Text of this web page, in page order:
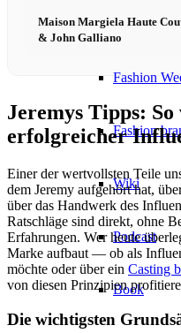
Become a
Fashion
Fashion
Wiki
Podcast
Book
Maison Margiela Haute
& John Galliano
Jeremys Tipps:
erfolgreicher
Einer der wertvollsten Teile
dem Jeremy aufgehört hat,
über das Handwerk des
Ratschläge sind direkt, ohne
Erfahrungen. Wer heute
Marke aufbaut — ob als
möchte oder über ein Casting
von diesen Prinzipien
Die wichtigsten